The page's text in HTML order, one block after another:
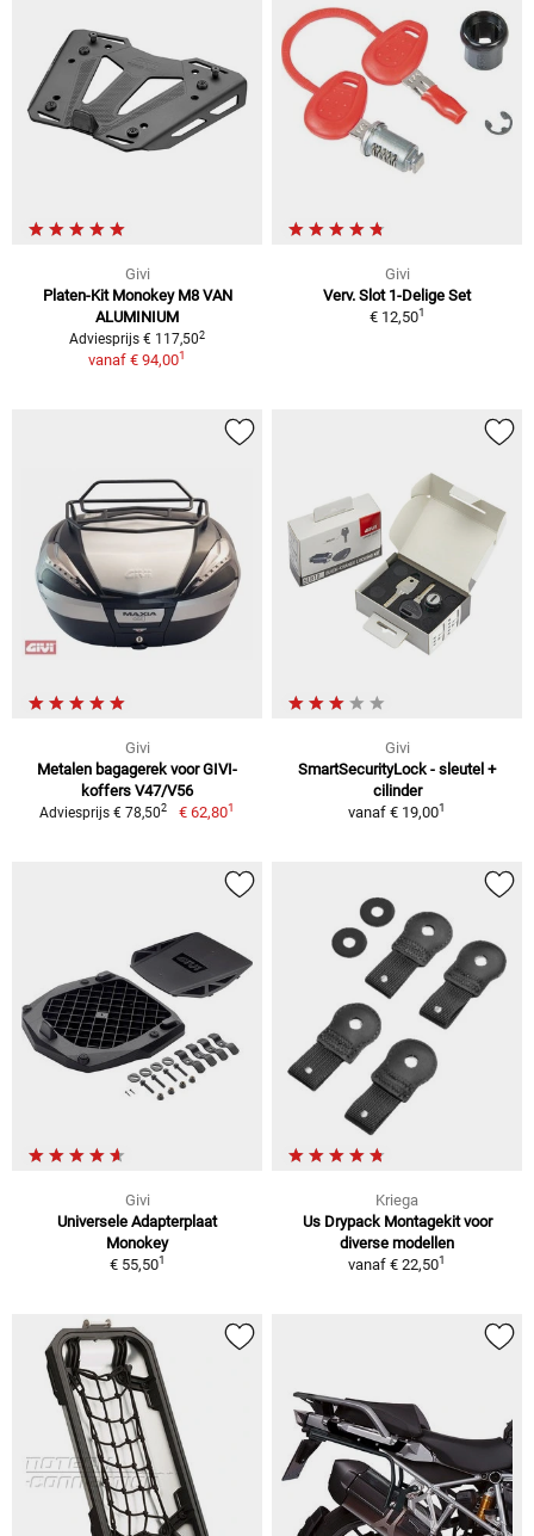
Givi
Platen-Kit Monokey M8 VAN
ALUMINIUM
Adviesprijs € 117,502
vanaf € 94,001
Givi
Verv. Slot 1-Delige Set
€ 12,501
Givi
Metalen bagagerek voor GIVI-
koffers V47/V56
Adviesprijs € 78,502 € 62,801
Givi
SmartSecurityLock - sleutel +
cilinder
vanaf € 19,001
Givi
Universele Adapterplaat
Monokey
€ 55,501
Kriega
Us Drypack Montagekit voor
diverse modellen
vanaf € 22,501